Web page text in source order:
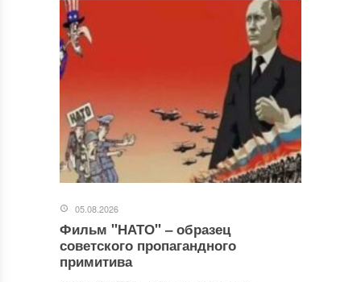
Комментарий*
05.08.2026
Фильм "НАТО" ‒ образец
советского пропагандного
примитива